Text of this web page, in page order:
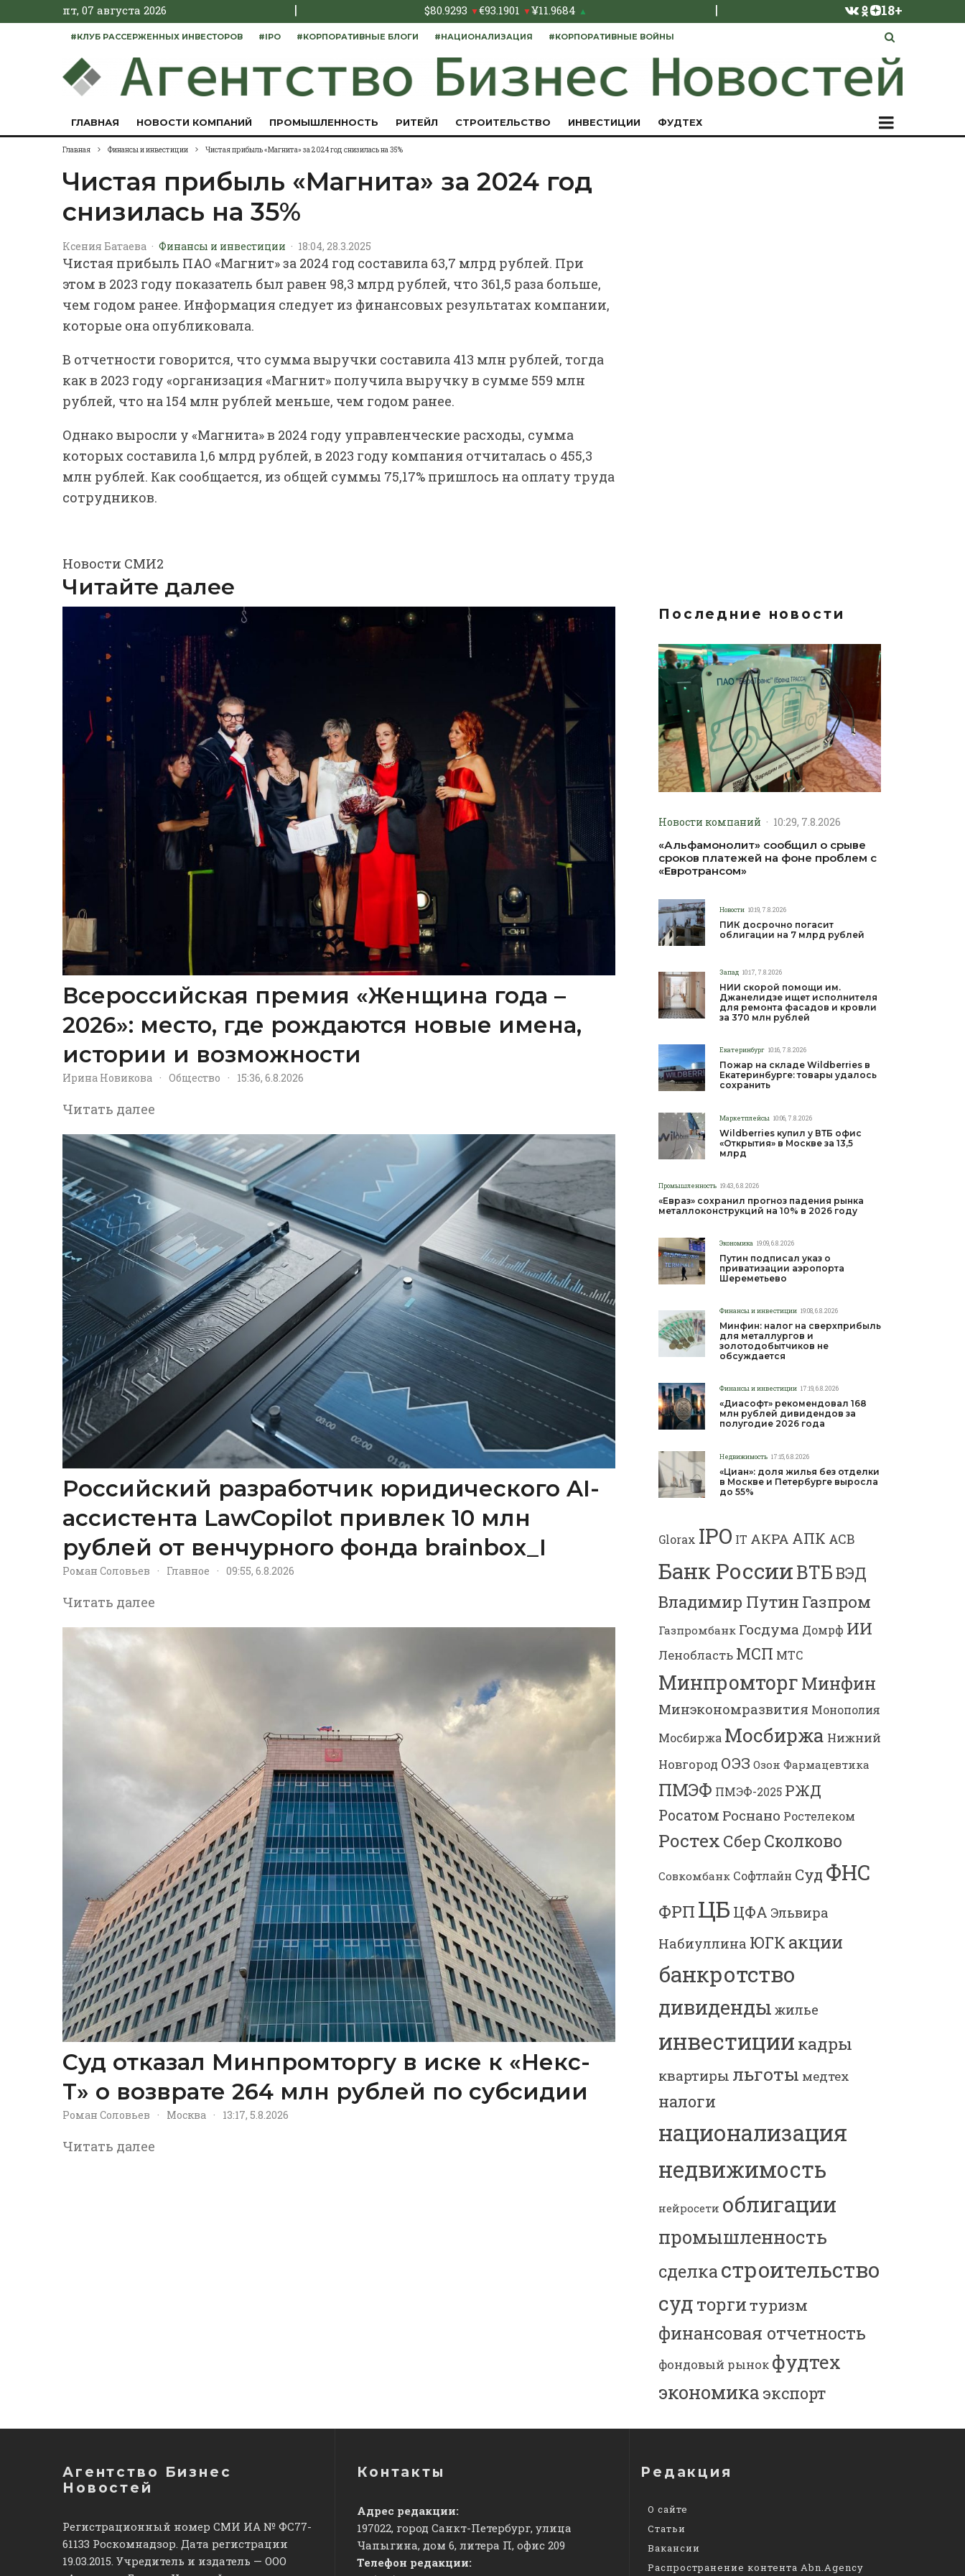
пт, 07 августа 2026 | $80.9293 ▼€93.1901 ▼¥11.9684 ▲ | 18+
#КЛУБ РАССЕРЖЕННЫХ ИНВЕСТОРОВ #IPO #КОРПОРАТИВНЫЕ БЛОГИ #НАЦИОНАЛИЗАЦИЯ #КОРПОРАТИВНЫЕ ВОЙНЫ
ГЛАВНАЯ НОВОСТИ КОМПАНИЙ ПРОМЫШЛЕННОСТЬ РИТЕЙЛ СТРОИТЕЛЬСТВО ИНВЕСТИЦИИ ФУДТЕХ
Главная Финансы и инвестиции Чистая прибыль «Магнита» за 2024 год снизилась на 35%
Чистая прибыль «Магнита» за 2024 год
снизилась на 35%
Ксения Батаева · Финансы и инвестиции · 18:04, 28.3.2025
Чистая прибыль ПАО «Магнит» за 2024 год составила 63,7 млрд рублей. При
этом в 2023 году показатель был равен 98,3 млрд рублей, что 361,5 раза больше,
чем годом ранее. Информация следует из финансовых результатах компании,
которые она опубликовала.
В отчетности говорится, что сумма выручки составила 413 млн рублей, тогда
как в 2023 году «организация «Магнит» получила выручку в сумме 559 млн
рублей, что на 154 млн рублей меньше, чем годом ранее.
Однако выросли у «Магнита» в 2024 году управленческие расходы, сумма
которых составила 1,6 млрд рублей, в 2023 году компания отчиталась о 455,3
млн рублей. Как сообщается, из общей суммы 75,17% пришлось на оплату труда
сотрудников.
Новости СМИ2
Читайте далее
Всероссийская премия «Женщина года –
2026»: место, где рождаются новые имена,
истории и возможности
Ирина Новикова · Общество · 15:36, 6.8.2026
Читать далее
Российский разработчик юридического AI-
ассистента LawCopilot привлек 10 млн
рублей от венчурного фонда brainbox_I
Роман Соловьев · Главное · 09:55, 6.8.2026
Читать далее
Суд отказал Минпромторгу в иске к «Некс-
Т» о возврате 264 млн рублей по субсидии
Роман Соловьев · Москва · 13:17, 5.8.2026
Читать далее
Последние новости
Новости компаний · 10:29, 7.8.2026
«Альфамонолит» сообщил о срыве
сроков платежей на фоне проблем с
«Евротрансом»
Новости 10:19, 7.8.2026
ПИК досрочно погасит
облигации на 7 млрд рублей
Запад 10:17, 7.8.2026
НИИ скорой помощи им.
Джанелидзе ищет исполнителя
для ремонта фасадов и кровли
за 370 млн рублей
Екатеринбург 10:16, 7.8.2026
Пожар на складе Wildberries в
Екатеринбурге: товары удалось
сохранить
Маркетплейсы 10:06, 7.8.2026
Wildberries купил у ВТБ офис
«Открытия» в Москве за 13,5
млрд
Промышленность 19:43, 6.8.2026
«Евраз» сохранил прогноз падения рынка
металлоконструкций на 10% в 2026 году
Экономика 19:09, 6.8.2026
Путин подписал указ о
приватизации аэропорта
Шереметьево
Финансы и инвестиции 19:08, 6.8.2026
Минфин: налог на сверхприбыль
для металлургов и
золотодобытчиков не
обсуждается
Финансы и инвестиции 17:19, 6.8.2026
«Диасофт» рекомендовал 168
млн рублей дивидендов за
полугодие 2026 года
Недвижимость 17:15, 6.8.2026
«Циан»: доля жилья без отделки
в Москве и Петербурге выросла
до 55%
Glorax IPO IT АКРА АПК АСВ
Банк РоссииВТБВЭД
Владимир Путин Газпром
Газпромбанк Госдума Домрф ИИ
Ленобласть МСП МТС
МинпромторгМинфин
Минэкономразвития Монополия
Мосбиржа Мосбиржа Нижний
Новгород ОЭЗ Озон Фармацевтика
ПМЭФ ПМЭФ-2025 РЖД
Росатом Роснано Ростелеком
Ростех Сбер Сколково
Совкомбанк Софтлайн Суд ФНС
ФРП ЦБ ЦФА Эльвира
Набиуллина ЮГК акции
банкротство
дивиденды жилье
инвестиции кадры
квартиры льготы медтех
налоги
национализация
недвижимость
нейросети облигации
промышленность
сделкастроительство
судторгитуризм
финансовая отчетность
фондовый рынок фудтех
экономика экспорт
Агентство Бизнес
Новостей
Регистрационный номер СМИ ИА № ФС77-
61133 Роскомнадзор. Дата регистрации
19.03.2015. Учредитель и издатель — ООО
Контакты
Адрес редакции:
197022, город Санкт-Петербург, улица
Чапыгина, дом 6, литера П, офис 209
Телефон редакции:
Редакция
О сайте
Статьи
Вакансии
Распространение контента Abn.Agency